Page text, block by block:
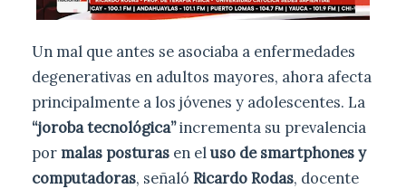
Un mal que antes se asociaba a enfermedades
degenerativas en adultos mayores, ahora afecta
principalmente a los jóvenes y adolescentes. La
“joroba tecnológica”incrementa su prevalencia
por malas posturas en eluso de smartphones y
computadoras, señaló Ricardo Rodas, docente